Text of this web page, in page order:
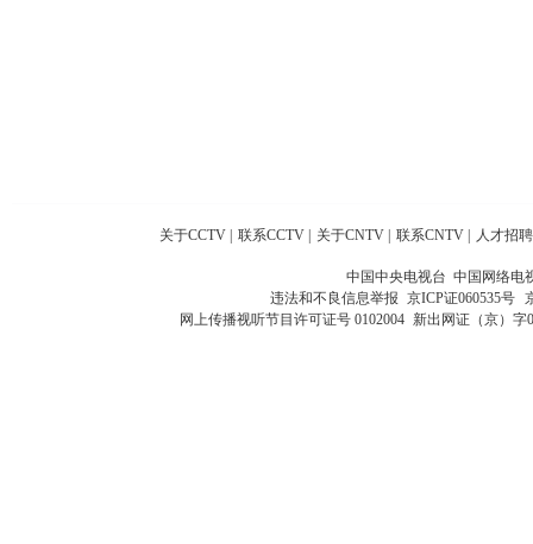
关于CCTV 联系CCTV 关于CNTV 联系CNTV 人才招聘
中国中央电视台 中国网络电
违法和不良信息举报 京ICP证060535号
网上传播视听节目许可证号 0102004 新出网证（京）